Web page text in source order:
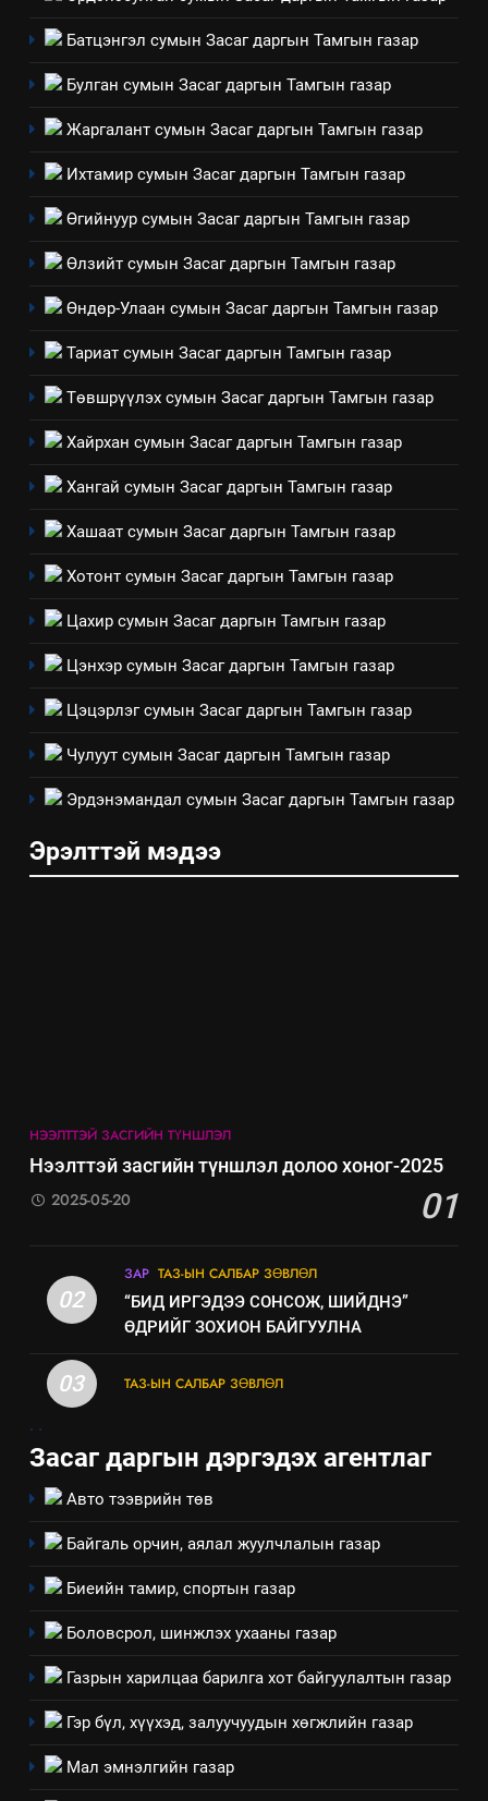
үзүүлэх буюу үзүүлж байгаа
мэдээлэл
долоо хоног-2025
НЭЭЛТТЭЙ ЗАСГИЙН ТҮНШЛЭЛ
“БИД ИРГЭДЭЭ СОНСОЖ,
БАЙГУУЛНА
ЗАР ТАЗ-ЫН САЛБАР ЗӨВЛӨЛ
ТАЗ-ЫН САЛБАР ЗӨВЛӨЛ
4
Төрийн албаны зөвлөлийн
Архангай аймаг дахь салбар
ажиллагааны жилийн
5
салбар зөвлөл” аяны хүрээнд
зохион байгуулах арга
хэмжээний төлөвлөгөө
ТАЗ-ЫН САЛБАР ЗӨВЛӨЛ
6
Санхүүгийн тайланд хийсэн
ИЛ ТОД БАЙДАЛ
7
технологийн хүн, мал, амьтны
эрүүл мэнд, байгаль орчинд
үзүүлэх буюу үзүүлж байгаа
Батцэнгэл сумын Засаг даргын Тамгын газар
Булган сумын Засаг даргын Тамгын газар
Жаргалант сумын Засаг даргын Тамгын газар
Ихтамир сумын Засаг даргын Тамгын газар
Өгийнуур сумын Засаг даргын Тамгын газар
Өлзийт сумын Засаг даргын Тамгын газар
Өндөр-Улаан сумын Засаг даргын Тамгын газар
Тариат сумын Засаг даргын Тамгын газар
Төвшрүүлэх сумын Засаг даргын Тамгын газар
Хайрхан сумын Засаг даргын Тамгын газар
Хангай сумын Засаг даргын Тамгын газар
Хашаат сумын Засаг даргын Тамгын газар
Хотонт сумын Засаг даргын Тамгын газар
Цахир сумын Засаг даргын Тамгын газар
Цэнхэр сумын Засаг даргын Тамгын газар
Цэцэрлэг сумын Засаг даргын Тамгын газар
Чулуут сумын Засаг даргын Тамгын газар
Эрдэнэмандал сумын Засаг даргын Тамгын газар
Эрэлттэй мэдээ
НЭЭЛТТЭЙ ЗАСГИЙН ТҮНШЛЭЛ
Нээлттэй засгийн түншлэл долоо хоног-2025
01
2025-05-20
02
ЗАР ТАЗ-ЫН САЛБАР ЗӨВЛӨЛ
“БИД ИРГЭДЭЭ СОНСОЖ, ШИЙДНЭ”
ӨДРИЙГ ЗОХИОН БАЙГУУЛНА
03 ТАЗ-ЫН САЛБАР ЗӨВЛӨЛ
. .
Засаг даргын дэргэдэх агентлаг
Авто тээврийн төв
Байгаль орчин, аялал жуулчлалын газар
Биеийн тамир, спортын газар
Боловсрол, шинжлэх ухааны газар
Газрын харилцаа барилга хот байгуулалтын газар
Гэр бүл, хүүхэд, залуучуудын хөгжлийн газар
Мал эмнэлгийн газар
5
салбар зөвлөл” аяны хүрээнд
зохион байгуулах арга
ТАЗ-ЫН САЛБАР ЗӨВЛӨЛ
Санхүүгийн тайланд хийсэн
ИЛ ТОД БАЙДАЛ